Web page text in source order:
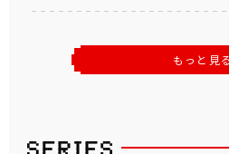
もっと見る